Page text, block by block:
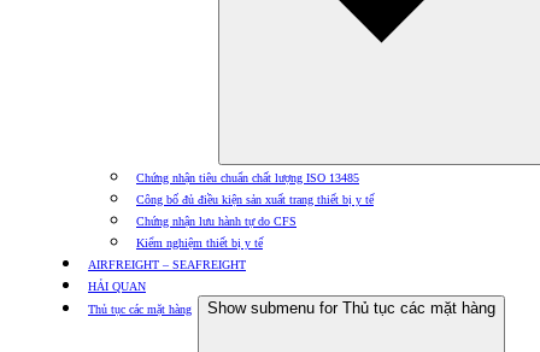
Chứng nhận tiêu chuẩn chất lượng ISO 13485
Công bố đủ điều kiện sản xuất trang thiết bị y tế
Chứng nhận lưu hành tự do CFS
Kiểm nghiệm thiết bị y tế
AIRFREIGHT – SEAFREIGHT
HẢI QUAN
Thủ tục các mặt hàng
Show submenu for Thủ tục các mặt hàng